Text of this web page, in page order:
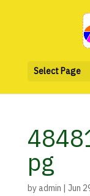
Select Page
pg
byadmin | Jun